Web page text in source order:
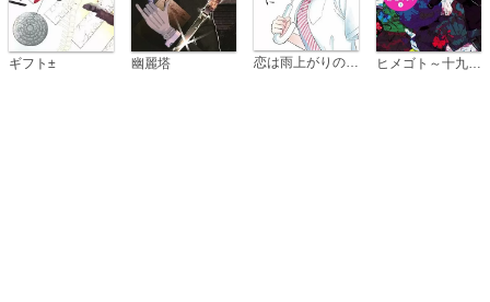
ギフト± 幽麗塔 恋は雨上がりのように